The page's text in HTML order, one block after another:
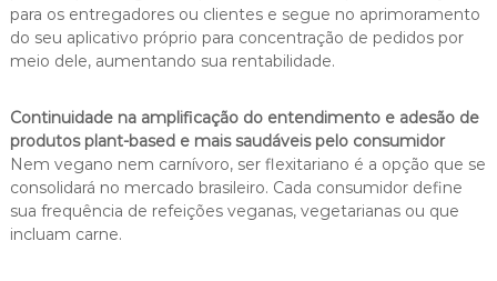
para os entregadores ou clientes e segue no aprimoramento
do seu aplicativo próprio para concentração de pedidos por
meio dele, aumentando sua rentabilidade.
Continuidade na amplificação do entendimento e adesão de
produtos plant-based e mais saudáveis pelo consumidor
Nem vegano nem carnívoro, ser flexitariano é a opção que se
consolidará no mercado brasileiro. Cada consumidor define
sua frequência de refeições veganas, vegetarianas ou que
incluam carne.